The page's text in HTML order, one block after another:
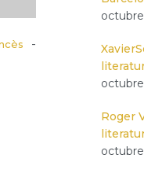
-
octubre
Roger